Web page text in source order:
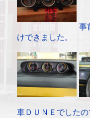
事
けできました。
車ＤＵＮＥでした